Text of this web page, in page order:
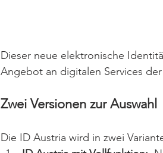
Dieser neue elektronische
Angebot an digitalen Services
Zwei Versionen zur Auswahl
Die ID Austria wird in zwei